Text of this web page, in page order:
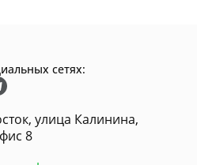
сетях:
улица Калинина,
8